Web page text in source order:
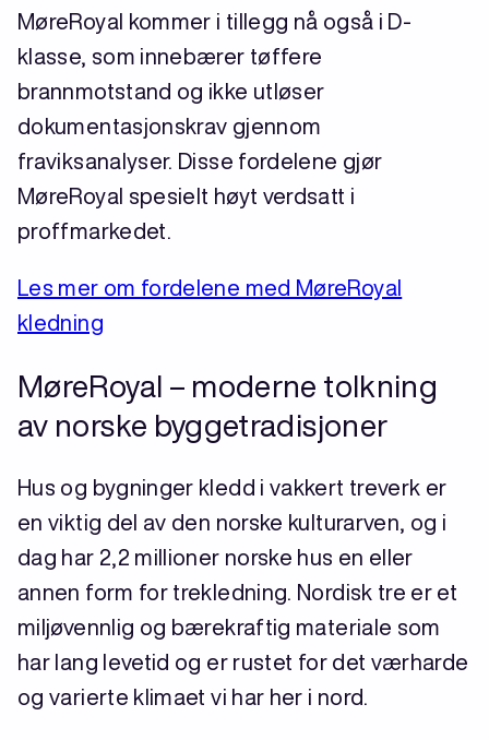
MøreRoyal kommer i tillegg nå også i D-
klasse, som innebærer tøffere
brannmotstand og ikke utløser
dokumentasjonskrav gjennom
fraviksanalyser. Disse fordelene gjør
MøreRoyal spesielt høyt verdsatt i
proffmarkedet.
Les mer om fordelene med MøreRoyal
kledning
MøreRoyal – moderne tolkning
av norske byggetradisjoner
Hus og bygninger kledd i vakkert treverk er
en viktig del av den norske kulturarven, og i
dag har 2,2 millioner norske hus en eller
annen form for trekledning. Nordisk tre er et
miljøvennlig og bærekraftig materiale som
har lang levetid og er rustet for det værharde
og varierte klimaet vi har her i nord.